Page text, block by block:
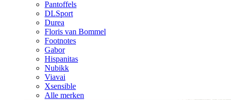
Pantoffels
DLSport
Durea
Floris van Bommel
Footnotes
Gabor
Hispanitas
Nubikk
Viavai
Xsensible
Alle merken